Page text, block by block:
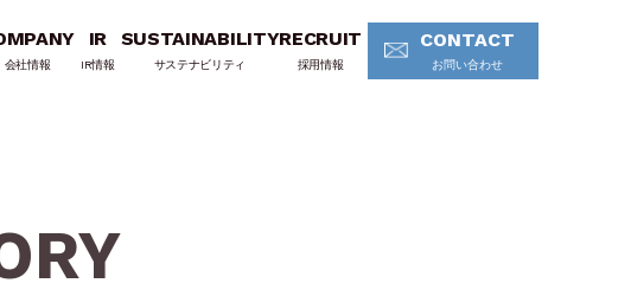
会社情報
IR
IR情報
SUSTAINABILITY
サステナビリティ
RECRUIT
採用情報
CONTACT
お問い合わせ